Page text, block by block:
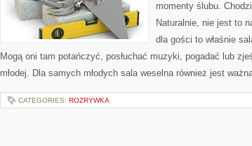
momenty ślubu.
Naturalnie, nie jest to
dla gości to właśnie
Mogą oni tam potańczyć, posłuchać muzyki, pogadać lub
młodej. Dla samych młodych sala weselna również jest
CATEGORIES: ROZRYWKA